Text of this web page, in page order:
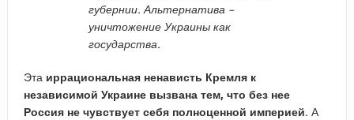
губернии. Альтернатива –
уничтожение Украины как
государства.
Эта иррациональная ненависть Кремля к
независимой Украине вызвана тем, что без нее
Россия не чувствует себя полноценной империей. А